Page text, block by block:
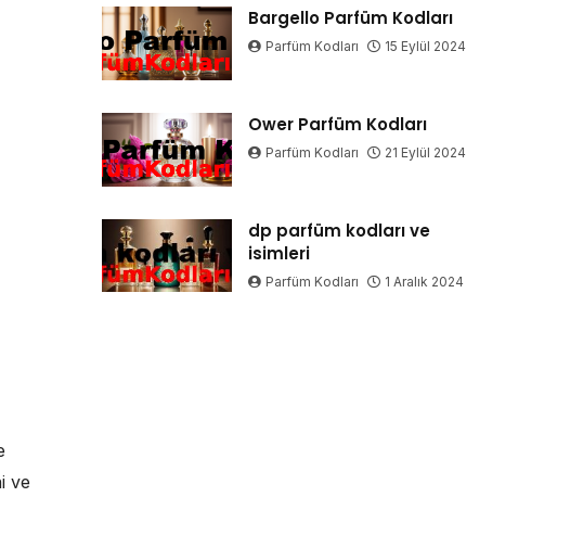
ve
Bargello Parfüm Kodları
Parfüm Kodları 15 Eylül 2024
Ower Parfüm Kodları
Parfüm Kodları 21 Eylül 2024
dp parfüm kodları ve
isimleri
Parfüm Kodları 1 Aralık 2024